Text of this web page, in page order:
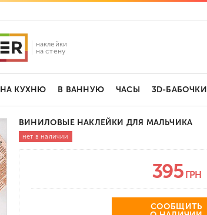
наклейки
на стену
НА КУХНЮ В ВАННУЮ ЧАСЫ 3D-БАБОЧКИ
ВИНИЛОВЫЕ НАКЛЕЙКИ ДЛЯ МАЛЬЧИКА
нет в наличии
395 ГРН
СООБЩИТЬ